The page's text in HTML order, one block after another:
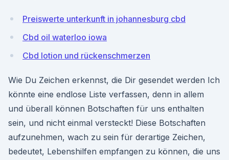
Preiswerte unterkunft in johannesburg cbd
Cbd oil waterloo iowa
Cbd lotion und rückenschmerzen
Wie Du Zeichen erkennst, die Dir gesendet werden Ich
könnte eine endlose Liste verfassen, denn in allem
und überall können Botschaften für uns enthalten
sein, und nicht einmal versteckt! Diese Botschaften
aufzunehmen, wach zu sein für derartige Zeichen,
bedeutet, Lebenshilfen empfangen zu können, die uns